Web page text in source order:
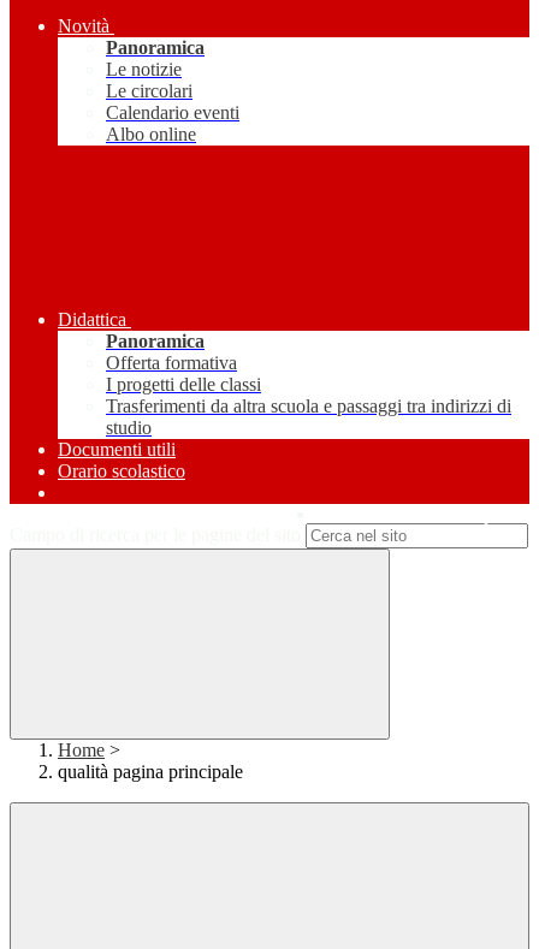
Novità
Panoramica
Le notizie
Le circolari
Calendario eventi
Albo online
Didattica
Panoramica
Offerta formativa
I progetti delle classi
Trasferimenti da altra scuola e passaggi tra indirizzi di
studio
Documenti utili
Orario scolastico
Home >
qualità pagina principale